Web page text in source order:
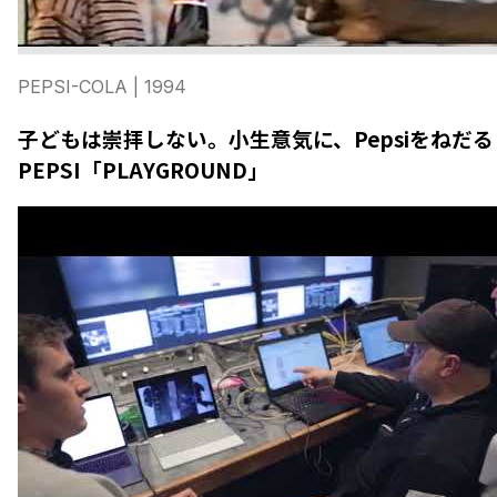
PEPSI-COLA | 1994
子どもは崇拝しない。小生意気に、Pepsiをねだ
PEPSI「PLAYGROUND」